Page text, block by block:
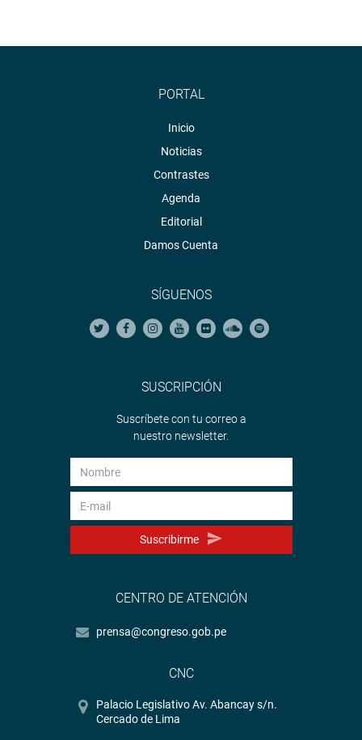
PORTAL
Inicio
Noticias
Contrastes
Agenda
Editorial
Damos Cuenta
SÍGUENOS
SUSCRIPCIÓN
Suscríbete con tu correo a
nuestro newsletter.
Suscribirme
CENTRO DE ATENCIÓN
prensa@congreso.gob.pe
CNC
Palacio Legislativo Av. Abancay s/n.
Cercado de Lima